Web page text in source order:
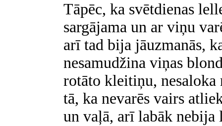
Tāpēc, ka svētdienas
sargājama un ar viņu
arī tad bija jāuzmanās,
nesamudžina viņas
rotāto kleitiņu,
tā, ka nevarēs vairs
un vaļā, arī labāk